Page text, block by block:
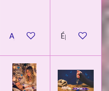
Ajouter au panierÉpuisé